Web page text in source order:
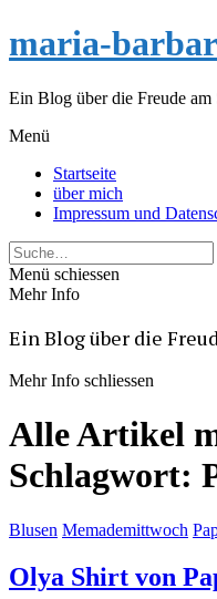
maria-
Ein Blog über die Freude am
Menü
Startseite
über mich
Impressum und
Suche
Menü schiessen
Mehr Info
Ein Blog über die
Mehr Info schliessen
Alle Artikel
Schlagwort:
Blusen Memademittwoch
Olya Shirt von